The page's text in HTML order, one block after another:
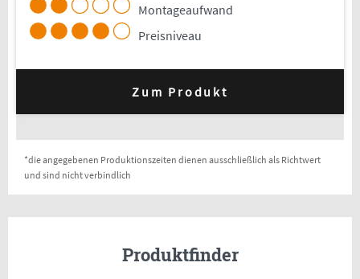
Montageaufwand
Preisniveau
Zum Produkt
*die angegebenen Produktionszeiten dienen ausschließlich als Richtwert
und sind nicht verbindlich
Produktfinder